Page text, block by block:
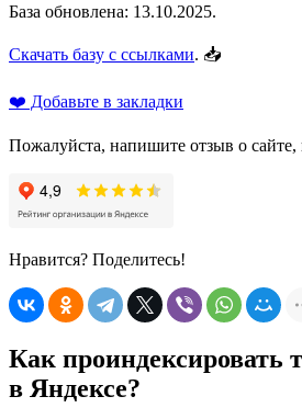
База обновлена: 13.10.2025.
Скачать базу с ссылками. 📥
❤️ Добавьте в закладки
Пожалуйста, напишите отзыв о
Нравится? Поделитесь!
Как проиндексировать
в Яндексе?